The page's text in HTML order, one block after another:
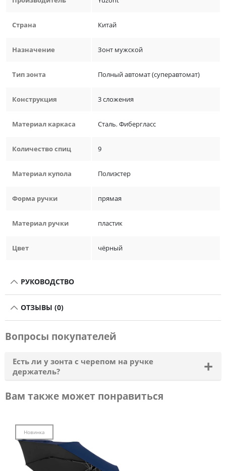
Страна Китай
Назначение Зонт мужской
Тип зонта Полный автомат (суперавтомат)
Конструкция 3 сложения
Материал каркаса Сталь,Фибергласс
Количество спиц 9
Материал купола Полиэстер
Форма ручки прямая
Материал ручки пластик
Цвет чёрный
РУКОВОДСТВО
ОТЗЫВЫ (0)
Вопросы покупателей
Есть ли у зонта с черепом на ручке
держатель?
Нет. Но на ручке есть отверстие, в которое можно
Вам также может понравиться
Новинка